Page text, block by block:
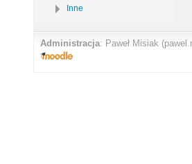
Inne
Administracja: Paweł Misiak